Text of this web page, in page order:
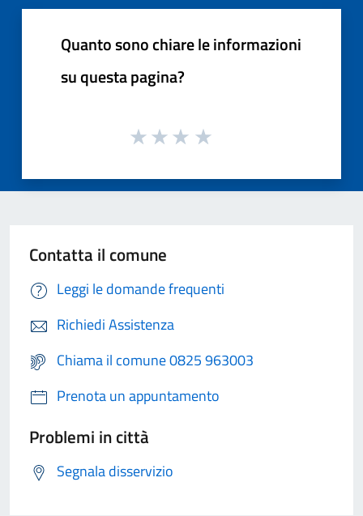
Quanto sono chiare le informazioni
su questa pagina?
Contatta il comune
Leggi le domande frequenti
Richiedi Assistenza
Chiama il comune 0825 963003
Prenota un appuntamento
Problemi in città
Segnala disservizio